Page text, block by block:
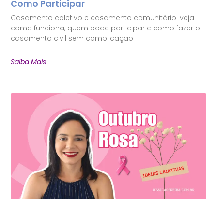
Como Participar
Casamento coletivo e casamento comunitário: veja
como funciona, quem pode participar e como fazer o
casamento civil sem complicação.
Saiba Mais